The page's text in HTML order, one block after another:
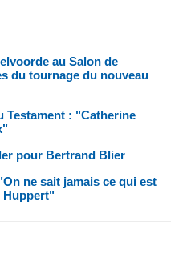
au Salon de
du tournage du nouveau
Testament : "Catherine
pour Bertrand Blier
ne sait jamais ce qui est
Huppert"